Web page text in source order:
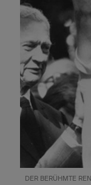
DER BERÜHMTE